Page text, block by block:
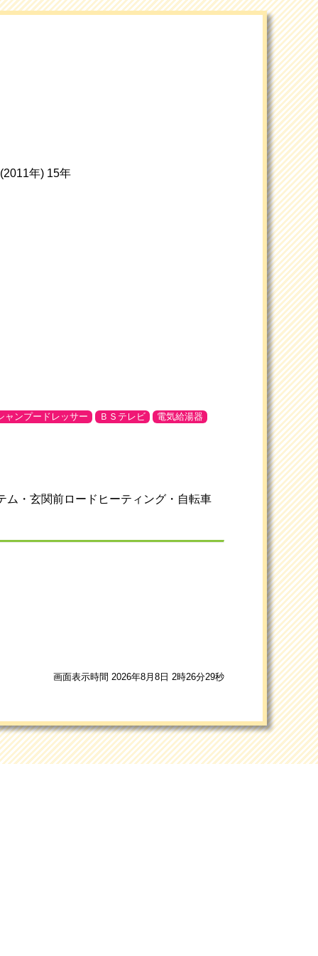
年) 15年
ャンプードレッサー ＢＳテレビ 電気給湯器
ム・玄関前ロードヒーティング・自転車
画面表示時間 2026年8月8日 2時26分29秒